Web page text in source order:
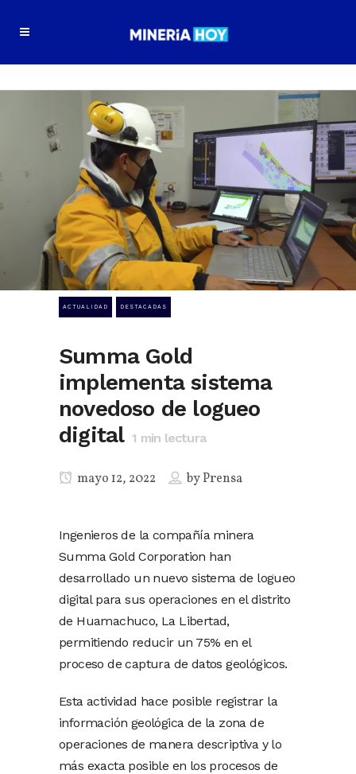
ACTUALIDAD DESTACADAS
Summa Gold
implementa sistema
novedoso de logueo
digital 1 min lectura
mayo 12, 2022 byPrensa
Ingenieros de la compañía minera
Summa Gold Corporation han
desarrollado un nuevo sistema de logueo
digital para sus operaciones en el distrito
de Huamachuco, La Libertad,
permitiendo reducir un 75% en el
proceso de captura de datos geológicos.
Esta actividad hace posible registrar la
información geológica de la zona de
operaciones de manera descriptiva y lo
más exacta posible en los procesos de